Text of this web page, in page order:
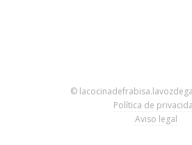
©
Política de
Aviso legal